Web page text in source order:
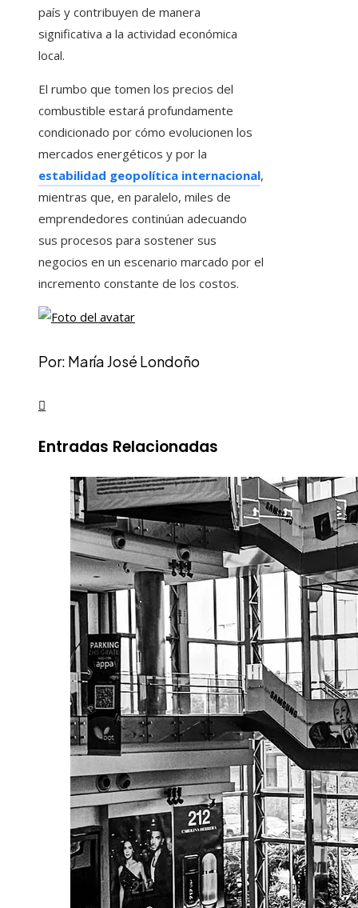
país y contribuyen de manera
significativa a la actividad económica
local.
El rumbo que tomen los precios del
combustible estará profundamente
condicionado por cómo evolucionen los
mercados energéticos y por la
estabilidad geopolítica internacional,
mientras que, en paralelo, miles de
emprendedores continúan adecuando
sus procesos para sostener sus
negocios en un escenario marcado por el
incremento constante de los costos.
Por: María José Londoño
Entradas Relacionadas